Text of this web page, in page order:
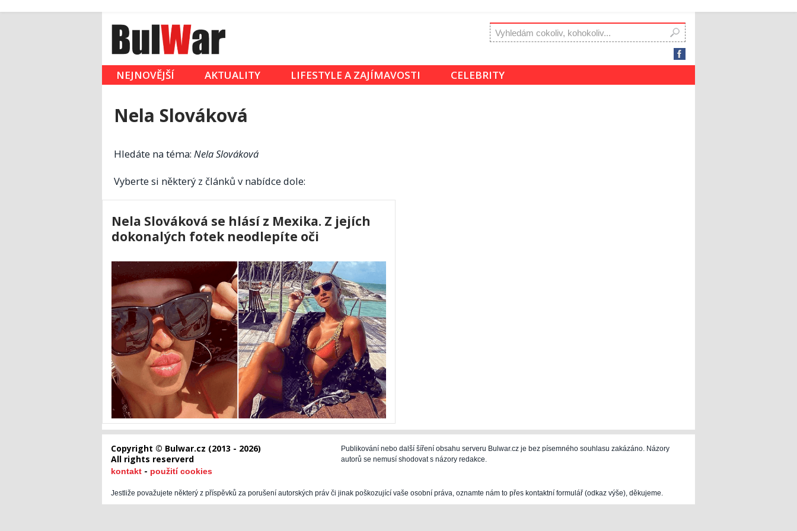
NEJNOVĚJŠÍ AKTUALITY LIFESTYLE A ZAJÍMAVOSTI CELEBRITY
Nela Slováková
Hledáte na téma: Nela Slováková
Vyberte si některý z článků v nabídce dole:
Nela Slováková se hlásí z Mexika. Z jejích
dokonalých fotek neodlepíte oči
Copyright © Bulwar.cz (2013 - 2026)
All rights reserverd
kontakt - použití cookies
Publikování nebo další šíření obsahu serveru Bulwar.cz je bez písemného souhlasu zakázáno. Názory
autorů se nemusí shodovat s názory redakce.
Jestliže považujete některý z příspěvků za porušení autorských práv či jinak poškozující vaše osobní práva, oznamte nám to přes kontaktní formulář (odkaz výše), děkujeme.